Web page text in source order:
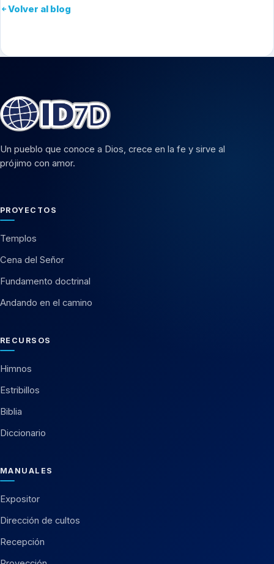
Volver al blog
Un pueblo que conoce a Dios, crece en la fe y sirve al
prójimo con amor.
PROYECTOS
Templos
Cena del Señor
Fundamento doctrinal
Andando en el camino
RECURSOS
Himnos
Estribillos
Biblia
Diccionario
MANUALES
Expositor
Dirección de cultos
Recepción